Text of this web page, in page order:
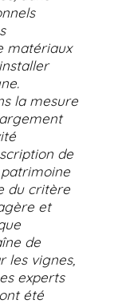
matériaux
la mesure
de
du critère
et
de
les vignes,
experts
été